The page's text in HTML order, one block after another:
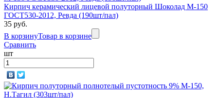
Кирпич керамический лицевой полуторный Шоколад М-150
ГОСТ530-2012, Ревда (190шт/пал)
35 руб.
В корзинуТовар в корзине
Сравнить
шт